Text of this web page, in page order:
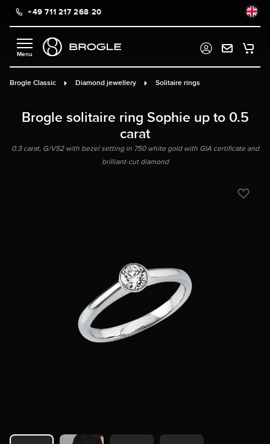
content+49 711 217 268 20
Brogle Classic Diamond jewellery Solitaire rings
Brogle solitaire ring Sophie up to 0.5
carat
0.3 carat, G/VS2 with bezel setting in 750 white gold with GIA certificate and
brilliant-cut diamond